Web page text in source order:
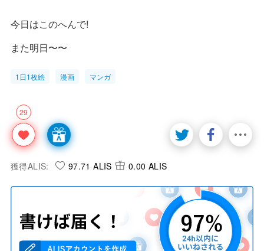
今日はこのへんで!
また明日〜〜
1日1枚絵 漫画 マンガ
29
獲得ALIS: 97.71 ALIS 0.00 ALIS